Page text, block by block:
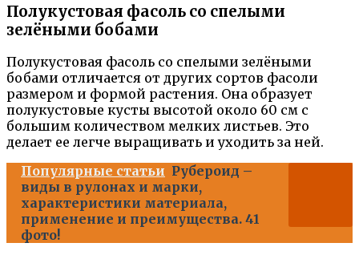
Полукустовая фасоль со спелыми
зелёными бобами
Полукустовая фасоль со спелыми зелёными
бобами отличается от других сортов фасоли
размером и формой растения. Она образует
полукустовые кусты высотой около 60 см с
большим количеством мелких листьев. Это
делает ее легче выращивать и уходить за ней.
Популярные статьи Рубероид –
виды в рулонах и марки,
характеристики материала,
применение и преимущества. 41
фото!